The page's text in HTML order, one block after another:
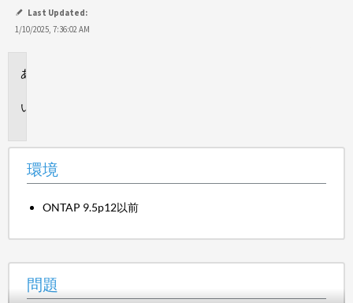
Last Updated:
1/10/2025, 7:36:02 AM
環境
ONTAP 9.5p12以前
問題